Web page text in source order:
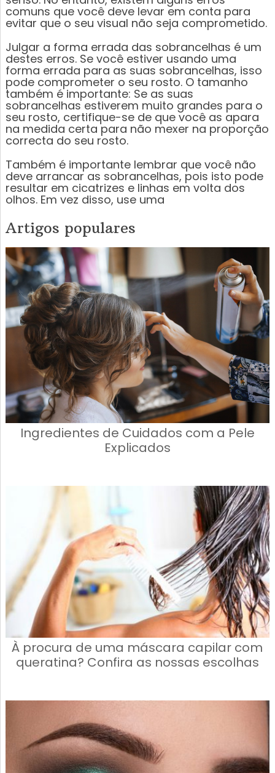
comuns que você deve levar em conta para
evitar que o seu visual não seja comprometido.
Julgar a forma errada das sobrancelhas é um
destes erros. Se você estiver usando uma
forma errada para as suas sobrancelhas, isso
pode comprometer o seu rosto. O tamanho
também é importante: Se as suas
sobrancelhas estiverem muito grandes para o
seu rosto, certifique-se de que você as apara
na medida certa para não mexer na proporção
correcta do seu rosto.
Também é importante lembrar que você não
deve arrancar as sobrancelhas, pois isto pode
resultar em cicatrizes e linhas em volta dos
olhos. Em vez disso, use uma
Artigos populares
Ingredientes de Cuidados com a Pele
Explicados
À procura de uma máscara capilar com
queratina? Confira as nossas escolhas